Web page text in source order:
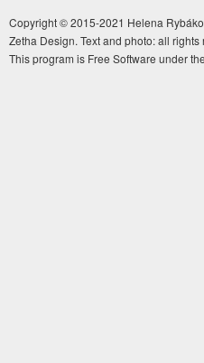
Copyright © 2015-2021 Helena
Zetha Design. Text and photo: all rights
This program is Free Software under